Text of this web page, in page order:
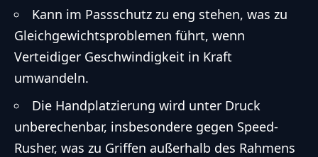
Kann im Passschutz zu eng stehen, was zu
Gleichgewichtsproblemen führt, wenn
Verteidiger Geschwindigkeit in Kraft
umwandeln.
Die Handplatzierung wird unter Druck
unberechenbar, insbesondere gegen Speed-
Rusher, was zu Griffen außerhalb des Rahmens